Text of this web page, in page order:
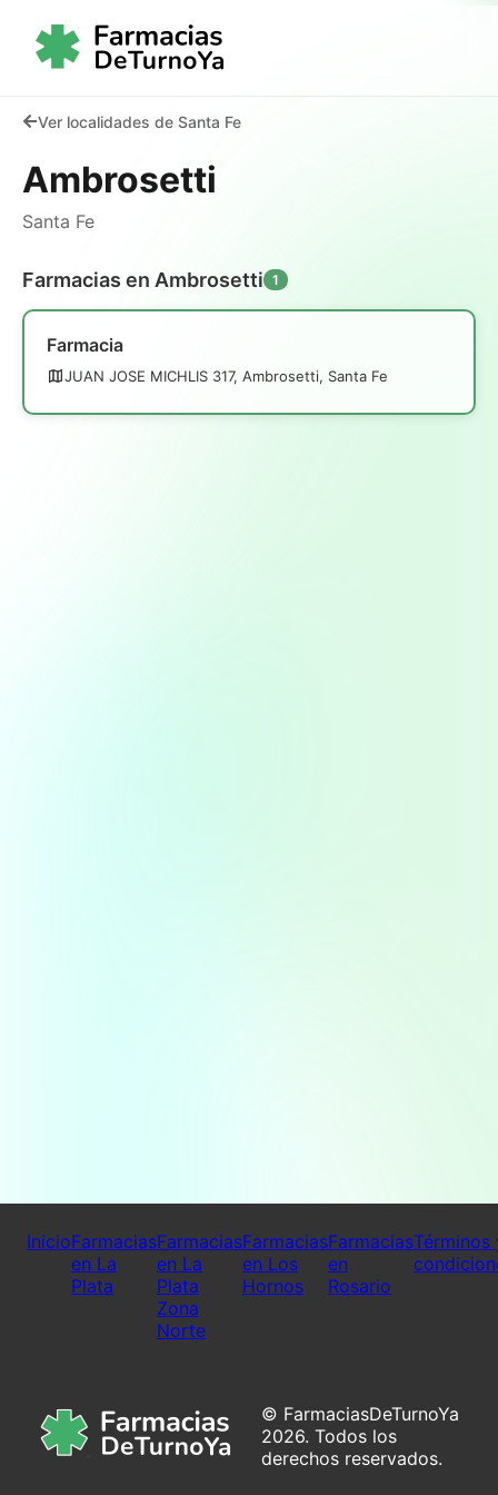
Ver localidades de Santa Fe
Ambrosetti
Santa Fe
Farmacias en Ambrosetti 1
Farmacia
JUAN JOSE MICHLIS 317, Ambrosetti, Santa Fe
InicioFarmacias
en La
Plata
Farmacias
en La
Plata
Zona
Norte
Farmacias
en Los
Hornos
Farmacias
en
Rosario
Términos
© FarmaciasDeTurnoYa
2026. Todos los
derechos reservados.